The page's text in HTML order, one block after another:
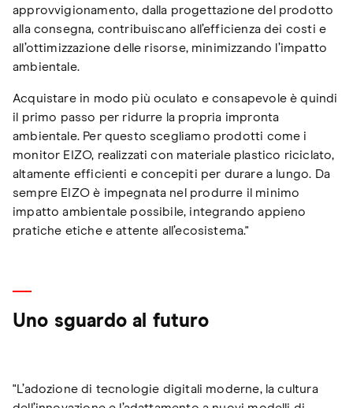
approvvigionamento, dalla progettazione del prodotto
alla consegna, contribuiscano all’efficienza dei costi e
all’ottimizzazione delle risorse, minimizzando l’impatto
ambientale.
Acquistare in modo più oculato e consapevole è quindi
il primo passo per ridurre la propria impronta
ambientale. Per questo scegliamo prodotti come i
monitor EIZO, realizzati con materiale plastico riciclato,
altamente efficienti e concepiti per durare a lungo. Da
sempre EIZO è impegnata nel produrre il minimo
impatto ambientale possibile, integrando appieno
pratiche etiche e attente all’ecosistema."
Uno sguardo al futuro
"L’adozione di tecnologie digitali moderne, la cultura